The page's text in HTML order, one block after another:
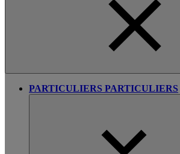
PARTICULIERS PARTICULIERS